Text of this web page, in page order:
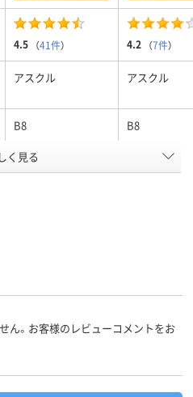
4.5 （41件） 4.2 （7件）
アスクル アスクル
B8 B8
く見る
ん。お客様のレビューコメントをお